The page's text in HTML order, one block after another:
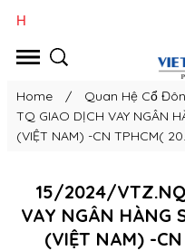
Home / Quan Hệ Cổ
TQ GIAO DỊCH VAY NGÂN
(VIỆT NAM) -CN TPHCM(
15/2024/
VAY NGÂN HÀNG
(VIỆT NAM) -